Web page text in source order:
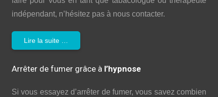
indépendant, n’hésitez pas à nous contacter.
Lire la suite …
Arrêter de fumer grâce à l’hypnose
Si vous essayez d’arrêter de fumer, vous savez combien